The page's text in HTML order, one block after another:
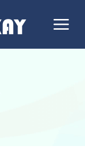
Menu